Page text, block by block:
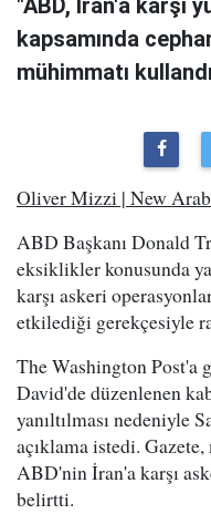
"ABD, İran'a karşı
kapsamında
mühimmatı
Oliver Mizzi | New
ABD Başkanı Donald
eksiklikler konusunda
karşı askeri
etkilediği gerekçesiyle
The Washington Post'a
David'de düzenlenen
yanıltılması nedeniyle
açıklama istedi.
ABD'nin İran'a karşı
belirtti.